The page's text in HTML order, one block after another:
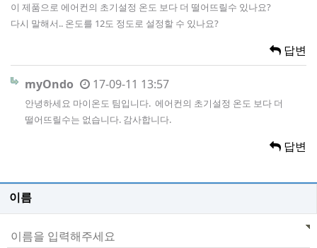
이 제품으로 에어컨의 초기설정 온도 보다 더 떨어뜨릴수 있나요?
다시 말해서.. 온도를 12도 정도로 설정할 수 있나요?
답변
myOndo 17-09-11 13:57
안녕하세요 마이온도 팀입니다. 에어컨의 초기설정 온도 보다 더
떨어뜨릴수는 없습니다. 감사합니다.
답변
이름